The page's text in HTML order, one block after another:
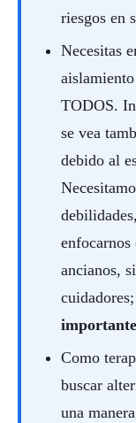
riesgos en
Necesitas
TODOS.
se vea
debido al
enfocarnos
ancianos,
cuidadores;
Como
buscar
una